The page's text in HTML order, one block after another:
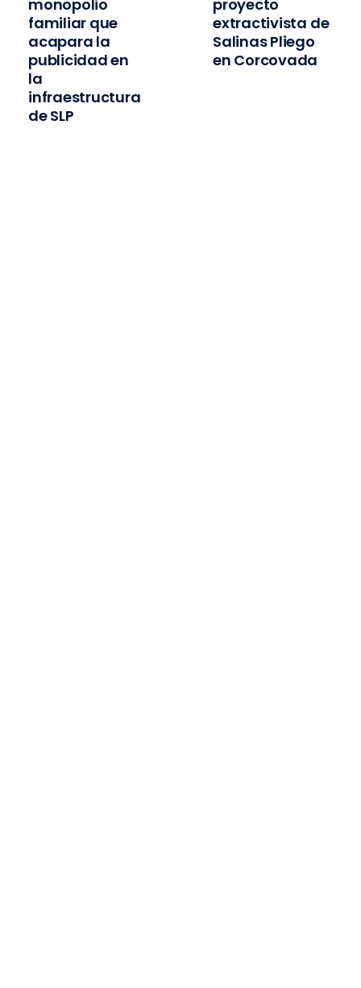
monopolio
familiar que
acapara la
publicidad en
la
infraestructura
de SLP
proyecto
extractivista de
Salinas Pliego
en Corcovada